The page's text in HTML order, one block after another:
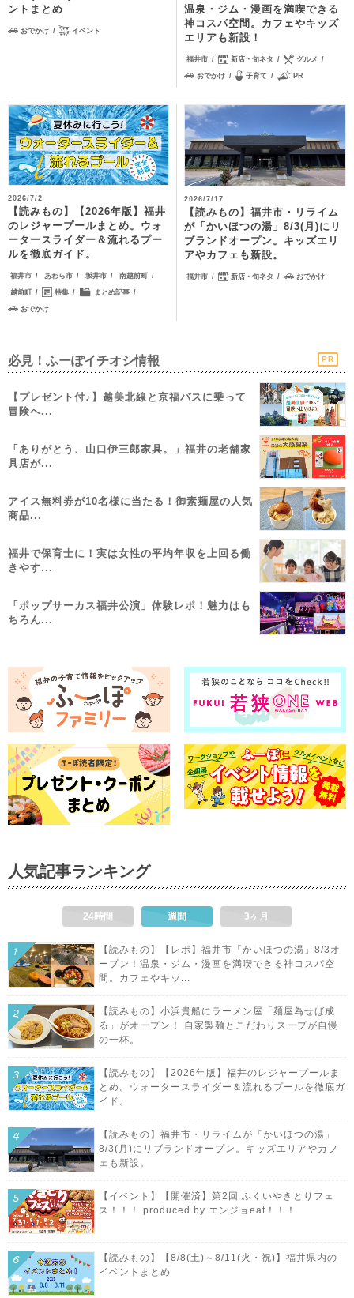
ントまとめ
おでかけ イベント
温泉・ジム・漫画を満喫できる
神コスパ空間。カフェやキッズ
エリアも新設！
福井市 新店・旬ネタ グルメ
おでかけ 子育て PR
2026/7/2
【読みもの】【2026年版】福井
のレジャープールまとめ。ウォ
ータースライダー＆流れるプー
ルを徹底ガイド。
福井市 あわら市 坂井市 南越前町
越前町 特集 まとめ記事
おでかけ
2026/7/17
【読みもの】福井市・リライム
が「かいほつの湯」8/3(月)にリ
ブランドオープン。キッズエリ
アやカフェも新設。
福井市 新店・旬ネタ おでかけ
必見！ふーぽイチオシ情報 PR
【プレゼント付♪】越美北線と京福バスに乗って
冒険へ...
「ありがとう、山口伊三郎家具。」福井の老舗家
具店が...
アイス無料券が10名様に当たる！御素麺屋の人気
商品...
福井で保育士に！実は女性の平均年収を上回る働
きやす...
「ポップサーカス福井公演」体験レポ！魅力はも
ちろん...
人気記事ランキング
24時間 週間 3ヶ月
【読みもの】【レポ】福井市「かいほつの湯」8/3オ
ープン！温泉・ジム・漫画を満喫できる神コスパ空
間。カフェやキッ...
【読みもの】小浜貴船にラーメン屋「麺屋為せば成
る」がオープン！ 自家製麺とこだわりスープが自慢
の一杯。
【読みもの】【2026年版】福井のレジャープールま
とめ。ウォータースライダー＆流れるプールを徹底ガ
イド。
【読みもの】福井市・リライムが「かいほつの湯」
8/3(月)にリブランドオープン。キッズエリアやカフ
ェも新設。
【イベント】【開催済】第2回 ふくいやきとりフェ
ス！！！ produced by エンジョeat！！！
【読みもの】【8/8(土)～8/11(火・祝)】福井県内の
イベントまとめ